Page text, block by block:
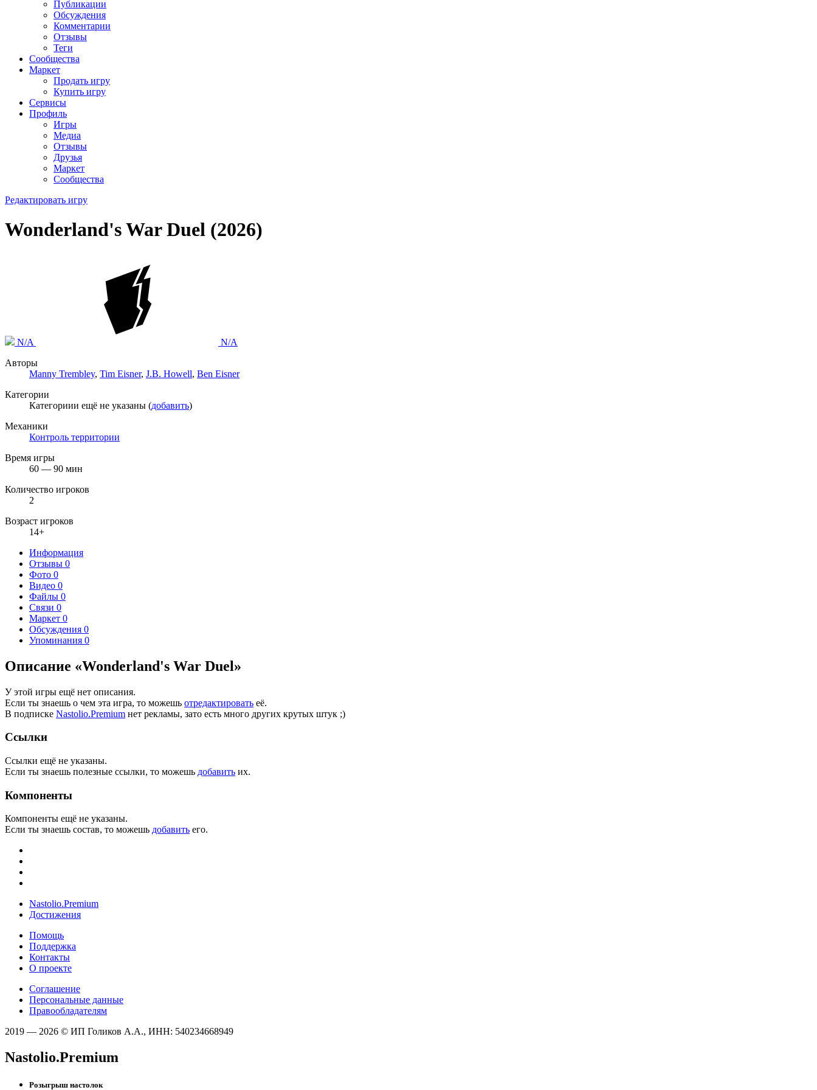
Публикации
Обсуждения
Комментарии
Отзывы
Теги
Сообщества
Маркет
Продать игру
Купить игру
Сервисы
Профиль
Игры
Медиа
Отзывы
Друзья
Маркет
Сообщества
Редактировать игру
Wonderland's War Duel (2026)
N/A
N/A
Авторы
Manny Trembley, Tim Eisner, J.B. Howell, Ben Eisner
Категории
Категориии ещё не указаны (добавить)
Механики
Контроль территории
Время игры
60 — 90 мин
Количество игроков
2
Возраст игроков
14+
Информация
Отзывы 0
Фото 0
Видео 0
Файлы 0
Связи 0
Маркет 0
Обсуждения 0
Упоминания 0
Описание «Wonderland's War Duel»
У этой игры ещё нет описания.
Если ты знаешь о чем эта игра, то можешь отредактировать её.
В подписке Nastolio.Premium нет рекламы, зато есть много других крутых штук ;)
Ссылки
Ссылки ещё не указаны.
Если ты знаешь полезные ссылки, то можешь добавить их.
Компоненты
Компоненты ещё не указаны.
Если ты знаешь состав, то можешь добавить его.
Nastolio.Premium
Достижения
Помощь
Поддержка
Контакты
О проекте
Соглашение
Персональные данные
Правообладателям
2019 — 2026 © ИП Голиков А.А., ИНН: 540234668949
Nastolio.Premium
Розыгрыш настолок